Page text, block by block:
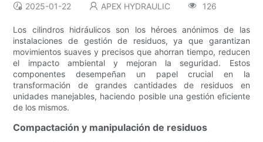
2025-01-22 APEX HYDRAULIC 126
Los cilindros hidráulicos son los héroes anónimos de las
instalaciones de gestión de residuos, ya que garantizan
movimientos suaves y precisos que ahorran tiempo, reducen
el impacto ambiental y mejoran la seguridad. Estos
componentes desempeñan un papel crucial en la
transformación de grandes cantidades de residuos en
unidades manejables, haciendo posible una gestión eficiente
de los mismos.
Compactación y manipulación de residuos